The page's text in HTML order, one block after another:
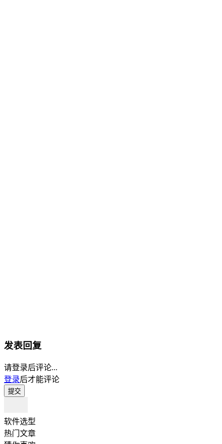
发表回复
请登录后评论...
登录后才能评论
提交
软件选型
热门文章